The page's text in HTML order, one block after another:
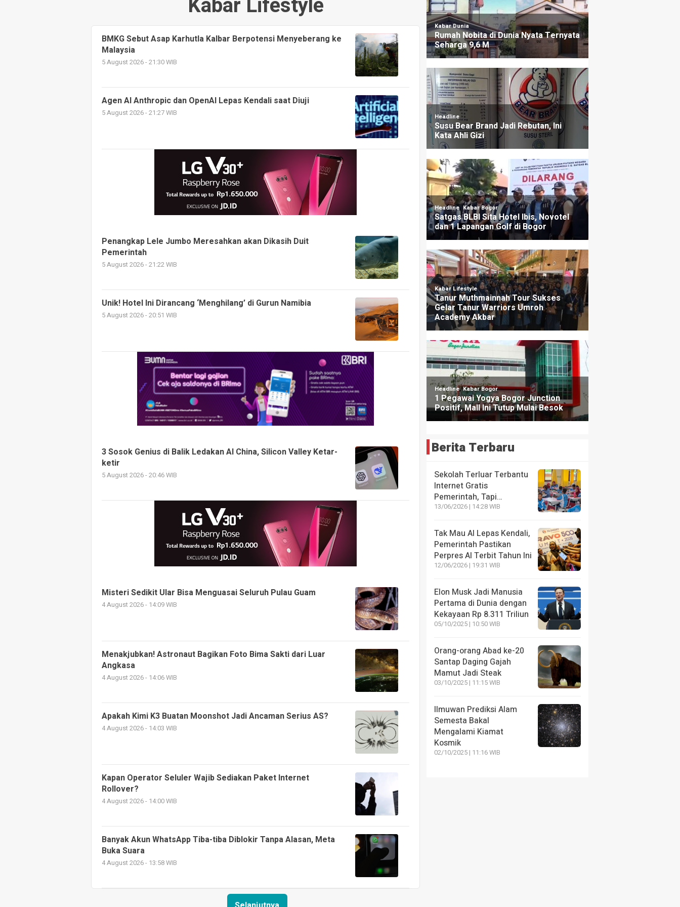
BMKG Sebut Asap Karhutla Kalbar Berpotensi Menyeberang ke
Malaysia
5 August 2026 - 21:30 WIB
Agen AI Anthropic dan OpenAI Lepas Kendali saat Diuji
5 August 2026 - 21:27 WIB
Penangkap Lele Jumbo Meresahkan akan Dikasih Duit
Pemerintah
5 August 2026 - 21:22 WIB
Unik! Hotel Ini Dirancang ‘Menghilang’ di Gurun Namibia
5 August 2026 - 20:51 WIB
3 Sosok Genius di Balik Ledakan AI China, Silicon Valley Ketar-
ketir
5 August 2026 - 20:46 WIB
Misteri Sedikit Ular Bisa Menguasai Seluruh Pulau Guam
4 August 2026 - 14:09 WIB
Menakjubkan! Astronaut Bagikan Foto Bima Sakti dari Luar
Angkasa
4 August 2026 - 14:06 WIB
Apakah Kimi K3 Buatan Moonshot Jadi Ancaman Serius AS?
4 August 2026 - 14:03 WIB
Kapan Operator Seluler Wajib Sediakan Paket Internet
Rollover?
4 August 2026 - 14:00 WIB
Banyak Akun WhatsApp Tiba-tiba Diblokir Tanpa Alasan, Meta
Buka Suara
4 August 2026 - 13:58 WIB
Berita Terbaru
Sekolah Terluar Terbantu
Internet Gratis
Pemerintah, Tapi…
13/06/2026 | 14:28 WIB
Tak Mau AI Lepas Kendali,
Pemerintah Pastikan
Perpres AI Terbit Tahun Ini
12/06/2026 | 19:31 WIB
Elon Musk Jadi Manusia
Pertama di Dunia dengan
Kekayaan Rp 8.311 Triliun
05/10/2025 | 10:50 WIB
Orang-orang Abad ke-20
Santap Daging Gajah
Mamut Jadi Steak
03/10/2025 | 11:15 WIB
Ilmuwan Prediksi Alam
Semesta Bakal
Mengalami Kiamat
Kosmik
02/10/2025 | 11:16 WIB